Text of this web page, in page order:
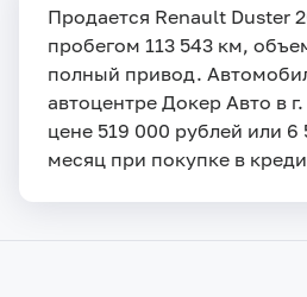
Продается Renault Duster
пробегом 113 543 км,
полный привод.
автоцентре Докер Авто в
цене 519 000 рублей или 6
месяц при покупке в